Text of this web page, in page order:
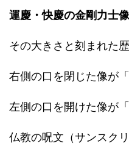
運慶・快慶の金剛力士像
その大きさと刻まれた
右側の口を閉じた像が
左側の口を開けた像が
仏教の呪文（サンスク